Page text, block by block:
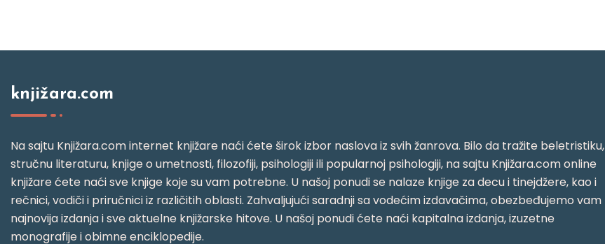
knjižara.com
Na sajtu Knjižara.com internet knjižare naći ćete širok izbor naslova iz svih žanrova. Bilo da tražite beletristiku,
stručnu literaturu, knjige o umetnosti, filozofiji, psihologiji ili popularnoj psihologiji, na sajtu Knjižara.com online
knjižare ćete naći sve knjige koje su vam potrebne. U našoj ponudi se nalaze knjige za decu i tinejdžere, kao i
rečnici, vodiči i priručnici iz različitih oblasti. Zahvaljujući saradnji sa vodećim izdavačima, obezbeđujemo vam
najnovija izdanja i sve aktuelne knjižarske hitove. U našoj ponudi ćete naći kapitalna izdanja, izuzetne
monografije i obimne enciklopedije.